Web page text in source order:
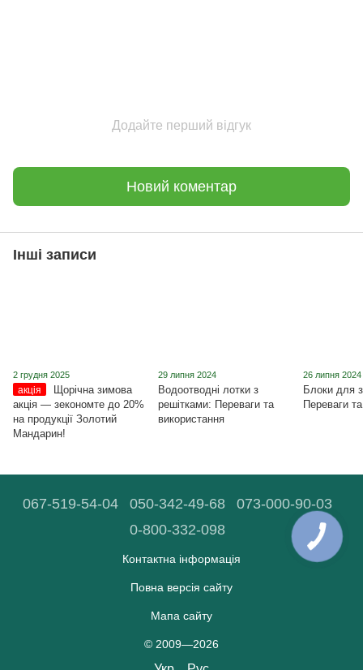
Додайте перший відгук
Новий коментар
Інші записи
2 грудня 2025
акція
Щорічна зимова
акція ― зекономте до 20%
на продукції Золотий
Мандарин!
29 липня 2024
Водоотводні лотки з
решітками: Переваги та
використання
26 липня 2024
Блоки для
Переваги
067-519-54-04 050-342-49-68
073-000-90-03
0-800-332-098
Контактна інформація
Повна версія сайту
Мапа сайту
© 2009—2026